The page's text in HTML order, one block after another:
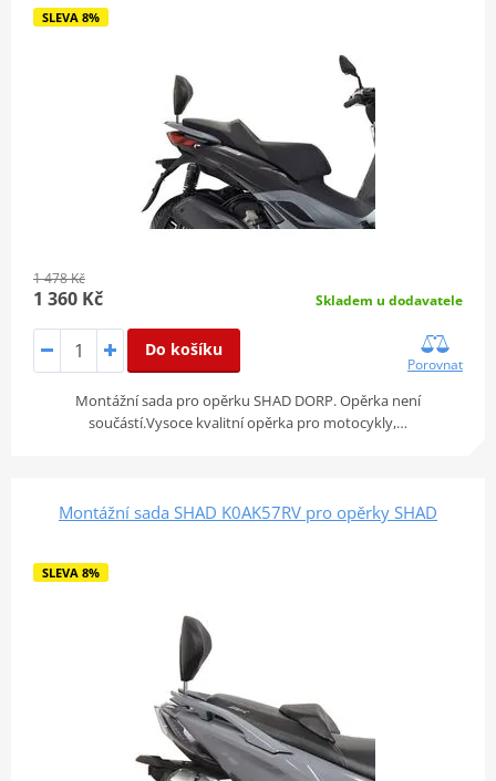
SLEVA 8%
1 478 Kč
1 360 Kč Skladem u dodavatele
Do košíku
Porovnat
Montážní sada pro opěrku SHAD DORP. Opěrka není
součástí.Vysoce kvalitní opěrka pro motocykly,…
Montážní sada SHAD K0AK57RV pro opěrky SHAD
SLEVA 8%